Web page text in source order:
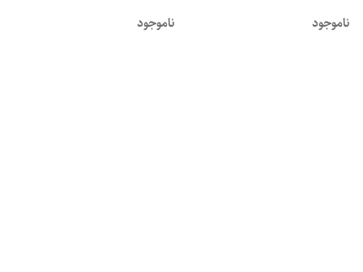
ناموجود ناموجود